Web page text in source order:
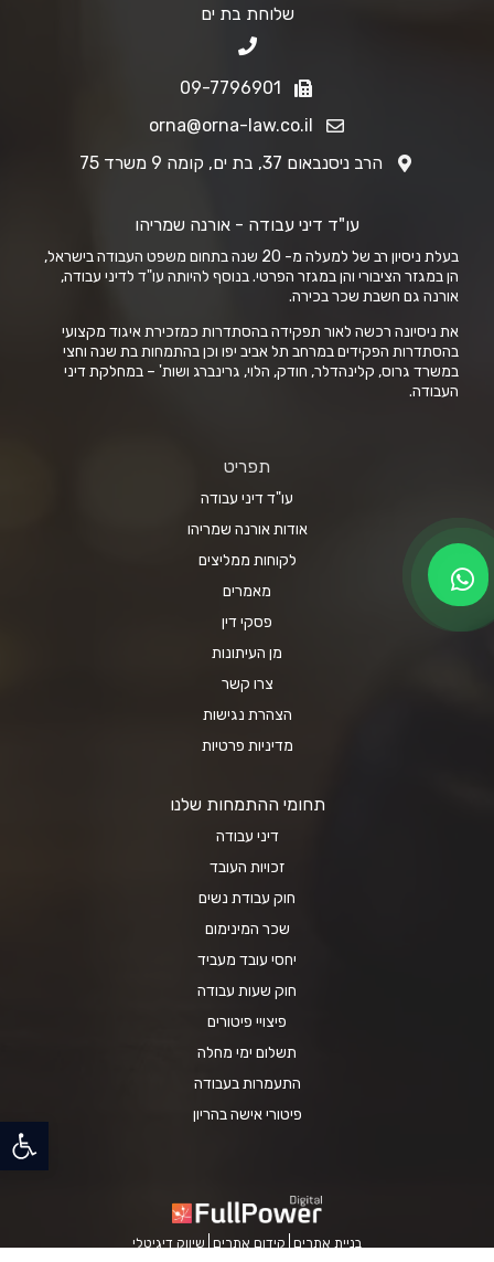
פתח
שלוחת בת ים
09-7796901
orna@orna-law.co.il
הרב ניסנבאום 37, בת ים, קומה 9 משרד 75
עו"ד דיני עבודה - אורנה שמריהו
בעלת ניסיון רב של למעלה מ- 20 שנה בתחום משפט העבודה בישראל,
הן במגזר הציבורי והן במגזר הפרטי. בנוסף להיותה עו"ד לדיני עבודה,
אורנה גם חשבת שכר בכירה.
את ניסיונה רכשה לאור תפקידה בהסתדרות כמזכירת איגוד מקצועי
בהסתדרות הפקידים במרחב תל אביב יפו וכן בהתמחות בת שנה וחצי
במשרד גרוס, קלינהדלר, חודק, הלוי, גרינברג ושות' – במחלקת דיני
העבודה.
תפריט
עו"ד דיני עבודה
אודות אורנה שמריהו
לקוחות ממליצים
מאמרים
פסקי דין
מן העיתונות
צרו קשר
הצהרת נגישות
מדיניות פרטיות
תחומי ההתמחות שלנו
דיני עבודה
זכויות העובד
חוק עבודת נשים
שכר המינימום
יחסי עובד מעביד
חוק שעות עבודה
פיצויי פיטורים
תשלום ימי מחלה
התעמרות בעבודה
פיטורי אישה בהריון
בניית אתרים קידום אתרים שיווק דיגיטלי